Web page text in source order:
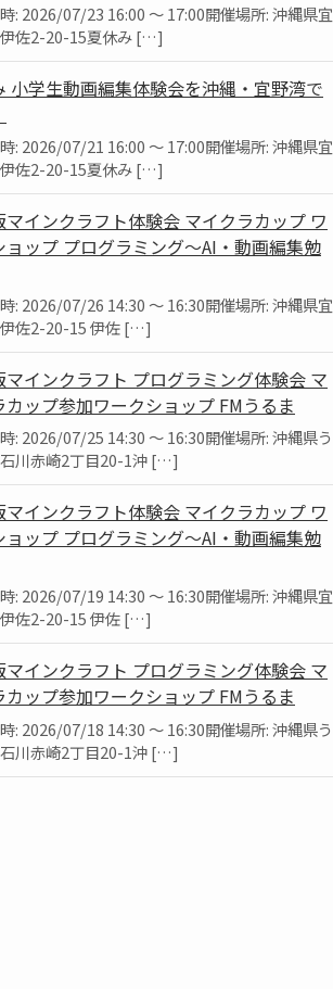
: 2026/07/23 16:00 ～ 17:00開催場所: 沖縄県宜
佐2-20-15夏休み […]
小学生動画編集体験会を沖縄・宜野湾で
: 2026/07/21 16:00 ～ 17:00開催場所: 沖縄県宜
佐2-20-15夏休み […]
マインクラフト体験会 マイクラカップ ワ
ョップ プログラミング～AI・動画編集勉
: 2026/07/26 14:30 ～ 16:30開催場所: 沖縄県宜
佐2-20-15 伊佐 […]
マインクラフト プログラミング体験会 マ
カップ参加ワークショップ FMうるま
: 2026/07/25 14:30 ～ 16:30開催場所: 沖縄県う
川赤崎2丁目20-1沖 […]
マインクラフト体験会 マイクラカップ ワ
ョップ プログラミング～AI・動画編集勉
: 2026/07/19 14:30 ～ 16:30開催場所: 沖縄県宜
佐2-20-15 伊佐 […]
マインクラフト プログラミング体験会 マ
カップ参加ワークショップ FMうるま
: 2026/07/18 14:30 ～ 16:30開催場所: 沖縄県う
川赤崎2丁目20-1沖 […]